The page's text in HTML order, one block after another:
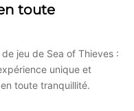
toute
jeu de Sea of Thieves :
unique et
toute tranquillité.